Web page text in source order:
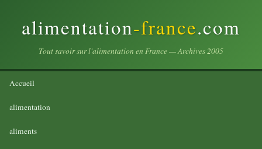
alimentation-france.com
Tout savoir sur l'alimentation en France — Archives 2005
Accueil
alimentation
aliments